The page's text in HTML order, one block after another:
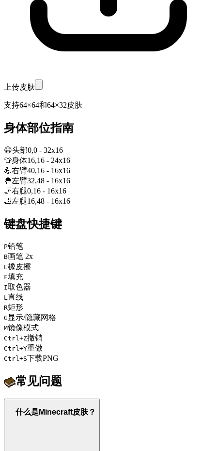
上传皮肤
支持64×64和64×32皮肤
身体部位指南
😀头部0,0 - 32x16
👕身体16,16 - 24x16
💪右臂40,16 - 16x16
🤚左臂32,48 - 16x16
🦵右腿0,16 - 16x16
🦶左腿16,48 - 16x16
键盘快捷键
P铅笔
B画笔 2x
E橡皮擦
F填充
I取色器
L 直线
R矩形
G 显示/隐藏网格
M镜像模式
Ctrl+Z撤销
Ctrl+Y重做
Ctrl+S下载PNG
常见问题
什么是Minecraft皮肤？